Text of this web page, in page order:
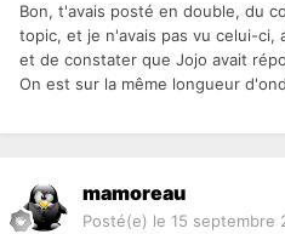
Bon, t'avais posté en double, du
topic, et je n'avais pas vu celui-ci,
et de constater que Jojo avait
On est sur la même longueur
mamoreau
Posté(e) le 15 septembre